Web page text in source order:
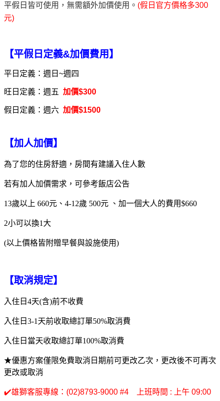
平假日皆可使用，無需額外加價使用。 (假日官方價格多300
元)
【平假日定義&加價費用】
平日定義：週日~週四
旺日定義：週五 加價$300
假日定義：週六 加價$1500
【加人加價】
為了您的住房舒適，房間有建議入住人數
若有加人加價需求，可參考飯店公告
13歲以上 660元、4-12歲 500元 、加一個大人的費用$660
2小可以換1大
(以上價格皆附贈早餐與設施使用)
【取消規定】
入住日4天(含)前不收費
入住日3-1天前收取總訂單50%取消費
入住日當天收取總訂單100%取消費
★優惠方案僅限免費取消日期前可更改乙次，更改後不可再次
更改或取消
✔️雄獅客服專線：(02)8793-9000 #4 上班時間 : 上午 09:00